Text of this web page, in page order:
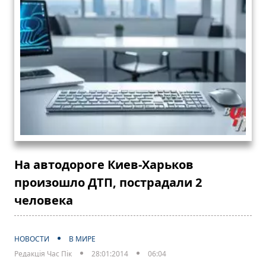
На автодороге Киев-Харьков
произошло ДТП, пострадали 2
человека
НОВОСТИ
В МИРЕ
Редакція Час Пік
28:01:2014 06:04